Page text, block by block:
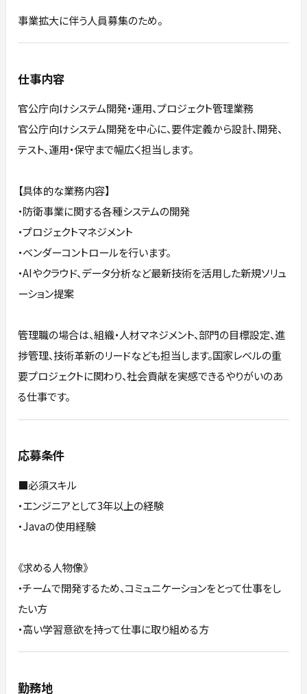
事業拡大に伴う人員募集のため。
仕事内容
官公庁向けシステム開発・運用、プロジェクト管理業務
官公庁向けシステム開発を中心に、要件定義から設計、開発、
テスト、運用・保守まで幅広く担当します。
【具体的な業務内容】
・防衛事業に関する各種システムの開発
・プロジェクトマネジメント
・ベンダーコントロールを行います。
・AIやクラウド、データ分析など最新技術を活用した新規ソリュ
ーション提案
管理職の場合は、組織・人材マネジメント、部門の目標設定、進
捗管理、技術革新のリードなども担当します。国家レベルの重
要プロジェクトに関わり、社会貢献を実感できるやりがいのあ
る仕事です。
応募条件
■必須スキル
・エンジニアとして3年以上の経験
・Javaの使用経験
《求める人物像》
・チームで開発するため、コミュニケーションをとって仕事をし
たい方
・高い学習意欲を持って仕事に取り組める方
勤務地